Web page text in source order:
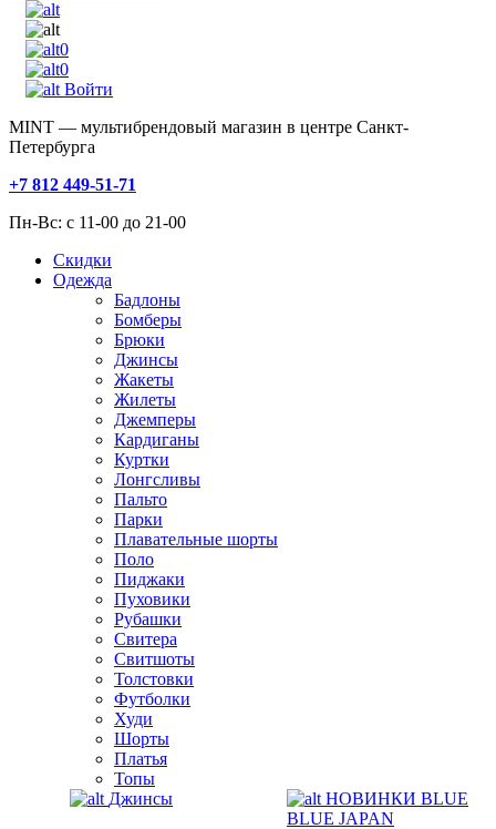
0
0
Войти
MINT — мультибрендовый магазин в центре Санкт-
Петербурга
+7 812 449-51-71
Пн-Вс: с 11-00 до 21-00
Скидки
Одежда
Бадлоны
Бомберы
Брюки
Джинсы
Жакеты
Жилеты
Джемперы
Кардиганы
Куртки
Лонгсливы
Пальто
Парки
Плавательные шорты
Поло
Пиджаки
Пуховики
Рубашки
Свитера
Свитшоты
Толстовки
Футболки
Худи
Шорты
Платья
Топы
Джинсы
НОВИНКИ BLUE
BLUE JAPAN